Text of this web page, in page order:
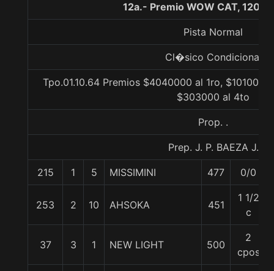
12a.- Premio WOW CAT, 1200
Pista Normal
Cl�sico Condicional
Tpo.01.10.64 Premios $4040000 al 1ro,
$303000 al 4to
Prop. .
Prep. J. P. BAEZA J.
215 1 5 MISSIMINI 477 0/0
253 2 10 AHSOKA 451
1 1/2
c
37 3 1 NEW LIGHT 500
2
cpos